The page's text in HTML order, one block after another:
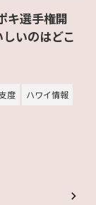
キ選手権開
いのはどこ
度 ハワイ情報